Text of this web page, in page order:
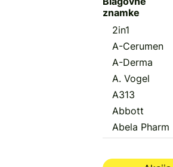
znamke
2in1
A-Cerumen
A-Derma
A. Vogel
A313
Abbott
Abela Pharm
Aboca